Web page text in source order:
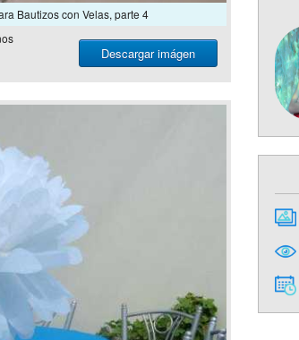
Bautizos con Velas, parte 4
Descargar imágen